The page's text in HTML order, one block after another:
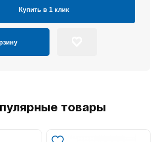
Купить в 1 клик
товары